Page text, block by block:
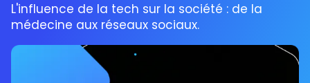
L'influence de la tech sur la société : de la
médecine aux réseaux sociaux.